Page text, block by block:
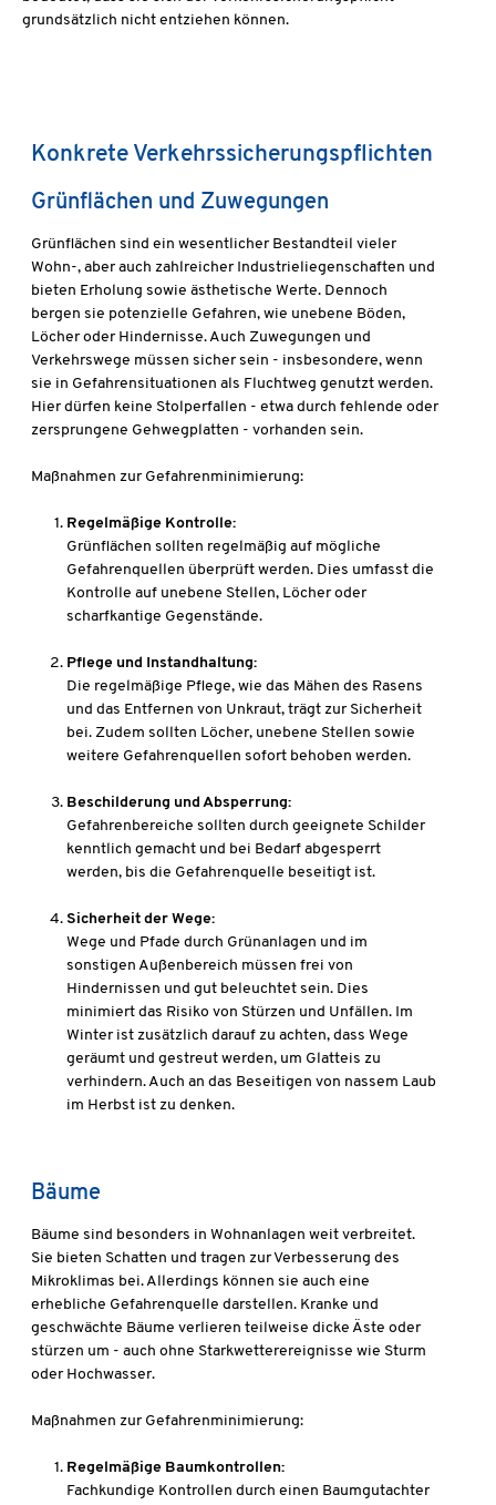
grundsätzlich nicht entziehen können.
Konkrete Verkehrssicherungspflichten
Grünflächen und Zuwegungen
Grünflächen sind ein wesentlicher Bestandteil vieler
Wohn-, aber auch zahlreicher Industrieliegenschaften und
bieten Erholung sowie ästhetische Werte. Dennoch
bergen sie potenzielle Gefahren, wie unebene Böden,
Löcher oder Hindernisse. Auch Zuwegungen und
Verkehrswege müssen sicher sein - insbesondere, wenn
sie in Gefahrensituationen als Fluchtweg genutzt werden.
Hier dürfen keine Stolperfallen - etwa durch fehlende oder
zersprungene Gehwegplatten - vorhanden sein.
Maßnahmen zur Gefahrenminimierung:
Regelmäßige Kontrolle:
Grünflächen sollten regelmäßig auf mögliche
Gefahrenquellen überprüft werden. Dies umfasst die
Kontrolle auf unebene Stellen, Löcher oder
scharfkantige Gegenstände.
Pflege und Instandhaltung:
Die regelmäßige Pflege, wie das Mähen des Rasens
und das Entfernen von Unkraut, trägt zur Sicherheit
bei. Zudem sollten Löcher, unebene Stellen sowie
weitere Gefahrenquellen sofort behoben werden.
Beschilderung und Absperrung:
Gefahrenbereiche sollten durch geeignete Schilder
kenntlich gemacht und bei Bedarf abgesperrt
werden, bis die Gefahrenquelle beseitigt ist.
Sicherheit der Wege:
Wege und Pfade durch Grünanlagen und im
sonstigen Außenbereich müssen frei von
Hindernissen und gut beleuchtet sein. Dies
minimiert das Risiko von Stürzen und Unfällen. Im
Winter ist zusätzlich darauf zu achten, dass Wege
geräumt und gestreut werden, um Glatteis zu
verhindern. Auch an das Beseitigen von nassem Laub
im Herbst ist zu denken.
Bäume
Bäume sind besonders in Wohnanlagen weit verbreitet.
Sie bieten Schatten und tragen zur Verbesserung des
Mikroklimas bei. Allerdings können sie auch eine
erhebliche Gefahrenquelle darstellen. Kranke und
geschwächte Bäume verlieren teilweise dicke Äste oder
stürzen um - auch ohne Starkwetterereignisse wie Sturm
oder Hochwasser.
Maßnahmen zur Gefahrenminimierung:
Regelmäßige Baumkontrollen:
Fachkundige Kontrollen durch einen Baumgutachter